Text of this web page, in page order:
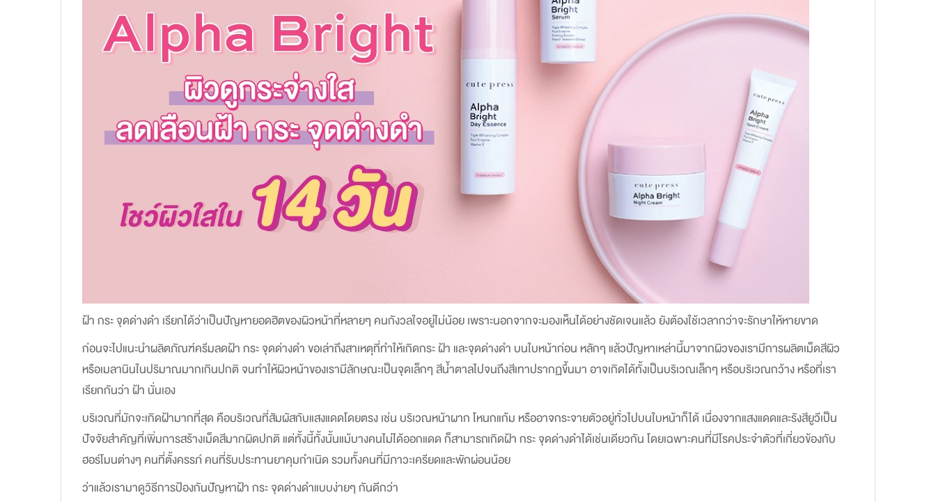
ฝ้า กระ จุดด่างดำ เรียกได้ว่าเป็นปัญหายอดฮิตของผิวหน้าที่หลายๆ คนกังวลใจอยู่ไม่น้อย เพราะนอกจากจะมองเห็นได้อย่างชัดเจนแล้ว ยังต้องใช้เวลากว่าจะรักษาให้หายขาด
ก่อนจะไปแนะนำผลิตภัณฑ์ครีมลดฝ้า กระ จุดด่างดำ ขอเล่าถึงสาเหตุที่ทำให้เกิดกระ ฝ้า และจุดด่างดำ บนใบหน้าก่อน หลักๆ แล้วปัญหาเหล่านี้มาจากผิวของเรามีการผลิตเม็ดสีผิว
หรือเมลานินในปริมาณมากเกินปกติ จนทำให้ผิวหน้าของเรามีลักษณะเป็นจุดเล็กๆ สีน้ำตาลไปจนถึงสีเทาปรากฏขึ้นมาอาจเกิดได้ทั้งเป็นบริเวณเล็กๆ หรือบริเวณกว้าง หรือที่เรา
เรียกกันว่า ฝ้า นั่นเอง
บริเวณที่มักจะเกิดฝ้ามากที่สุด คือบริเวณที่สัมผัสกับแสงแดดโดยตรง เช่น บริเวณหน้าผาก โหนกแก้ม หรืออาจกระจายตัวอยู่ทั่วไปบนใบหน้าก็ได้ เนื่องจากแสงแดดและรังสียูวีเป็น
ปัจจัยสำคัญที่เพิ่มการสร้างเม็ดสีมากผิดปกติ แต่ทั้งนี้ทั้งนั้นแม้บางคนไม่ได้ออกแดด ก็สามารถเกิดฝ้า กระ จุดด่างดำได้เช่นเดียวกัน โดยเฉพาะคนที่มีโรคประจำตัวที่เกี่ยวข้องกับ
ฮอร์โมนต่างๆ คนที่ตั้งครรภ์ คนที่รับประทานยาคุมกำเนิด รวมทั้งคนที่มีภาวะเครียดและพักผ่อนน้อย
ว่าแล้วเรามาดูวิธีการป้องกันปัญหาฝ้า กระ จุดด่างดำแบบง่ายๆ กันดีกว่า